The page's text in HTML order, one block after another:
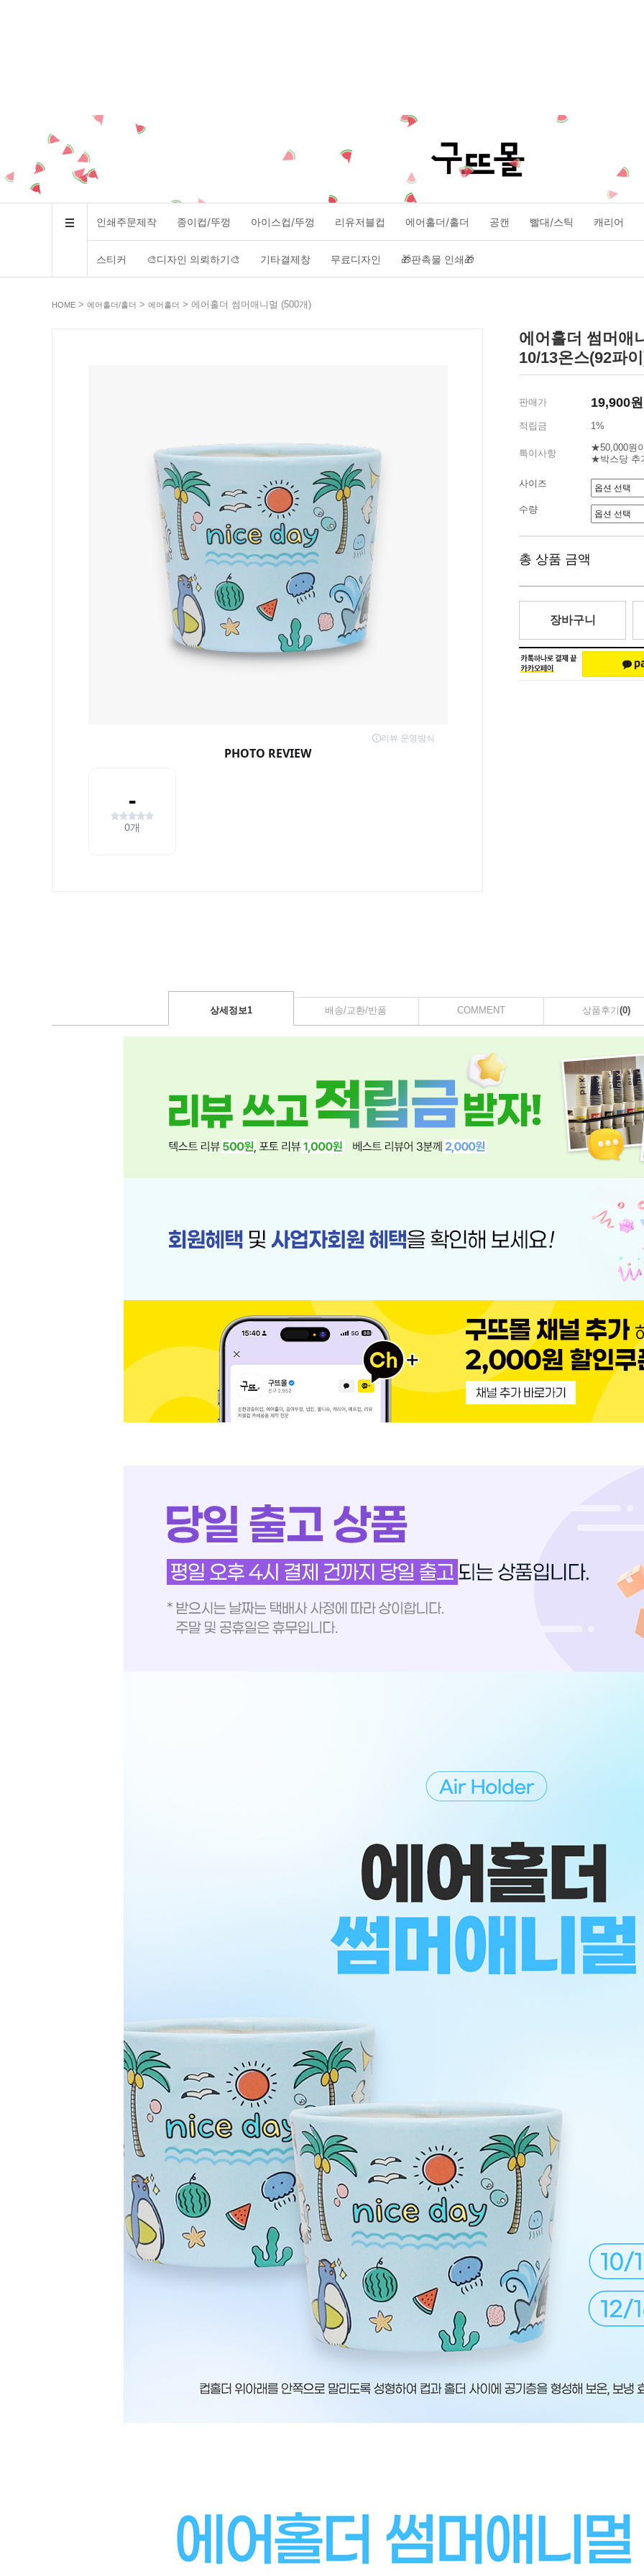
인쇄주문제작 종이컵/뚜껑 아이스컵/뚜껑 리유저블컵 에어홀더/홀더 공캔 빨대/스틱 캐리어
스티커 🎨디자인 의뢰하기🎨 기타결제창 무료디자인 🎁판촉물 인쇄🎁
HOME > 에어홀더/홀더 > 에어홀더 > 에어홀더 썸머애니멀 (500개)
에어홀더 썸머애
10/13온스(92파
판매가 19,900원
적립금 1%
특이사항
★50,000원
★박스당 추
사이즈
수량
총 상품 금액
장바구니
상세정보1 배송/교환/반품 COMMENT 상품후기 (0)